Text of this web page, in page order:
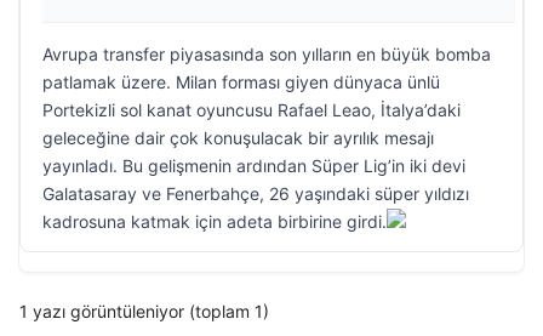
Avrupa transfer piyasasında son yılların en büyük bomba
patlamak üzere. Milan forması giyen dünyaca ünlü
Portekizli sol kanat oyuncusu Rafael Leao, İtalya’daki
geleceğine dair çok konuşulacak bir ayrılık mesajı
yayınladı. Bu gelişmenin ardından Süper Lig’in iki devi
Galatasaray ve Fenerbahçe, 26 yaşındaki süper yıldızı
kadrosuna katmak için adeta birbirine girdi.
1 yazı görüntüleniyor (toplam 1)